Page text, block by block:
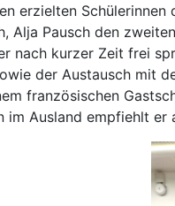
erzielten
Alja Pausch den
nach kurzer Zeit frei
der Austausch mit
französischen
im Ausland empfiehlt er